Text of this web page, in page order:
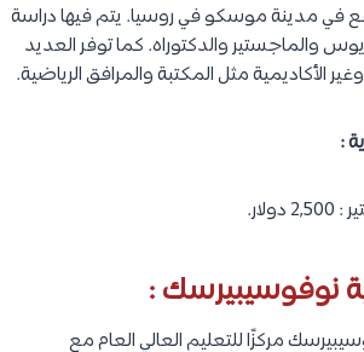
في مدينة موسكو في روسيا. يتم فيها دراسة
والماجستير والدكتوراه. كما توفر العديد
الأكاديمية مثل المكتبة والمرافق الرياضية.
:
مركزًا للتعليم العالي العام مع